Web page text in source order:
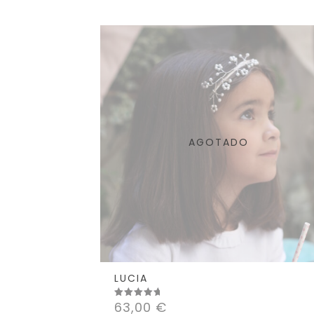
AGOTADO
LUCIA
Valorado
63,00 €